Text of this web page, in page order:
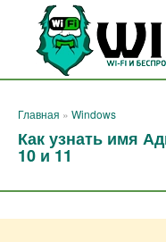
Перейти
контенту
Главная » Windows
Как узнать имя
10 и 11